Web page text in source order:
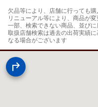
欠品等により、店舗に行っても
リニューアル等により、商品が
一部、検索できない商品、並び
取扱店舗検索は過去の出荷実績
なる場合がございます